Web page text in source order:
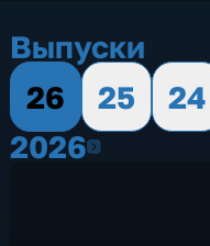
Выпуски
26
25 24
20262026